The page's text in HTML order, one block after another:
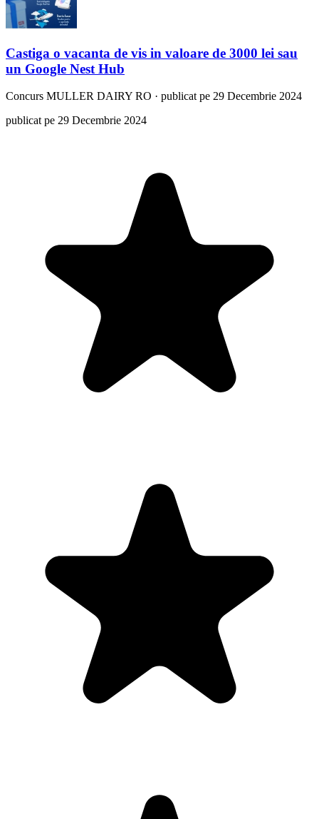
Castiga o vacanta de vis in valoare de 3000 lei sau
un Google Nest Hub
Concurs MULLER DAIRY RO · publicat pe 29 Decembrie 2024
publicat pe 29 Decembrie 2024